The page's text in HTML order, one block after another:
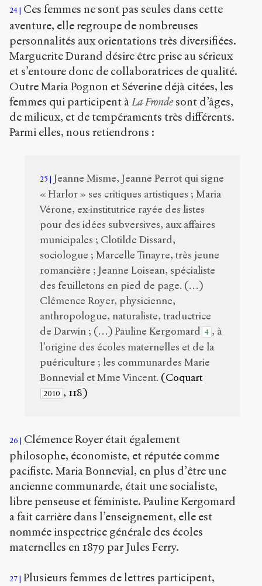
24
Ces femmes ne sont pas seules dans cette
aventure, elle regroupe de nombreuses
personnalités aux orientations très diversifiées.
Marguerite Durand désire être prise au sérieux
et s’entoure donc de collaboratrices de qualité.
Outre Maria Pognon et Séverine déjà citées, les
femmes qui participent àLa Frondesont d’âges,
de milieux, et de tempéraments très différents.
Parmi elles, nous retiendrons :
25
Jeanne Misme, Jeanne Perrot qui signe
« Harlor » ses critiques artistiques ; Maria
Vérone, ex-institutrice rayée des listes
pour des idées subversives, aux affaires
municipales ; Clotilde Dissard,
sociologue ; Marcelle Tinayre, très jeune
romancière ; Jeanne Loisean, spécialiste
des feuilletons en pied de page. (…)
Clémence Royer, physicienne,
anthropologue, naturaliste, traductrice
de Darwin ; (…) Pauline Kergomard 4 , à
l’origine des écoles maternelles et de la
puériculture ; les communardes Marie
Bonnevial et Mme Vincent. (Coquart
2010 , 118)
26
Clémence Royer était également
philosophe, économiste, et réputée comme
pacifiste. Maria Bonnevial, en plus d’être une
ancienne communarde, était une socialiste,
libre penseuse et féministe. Pauline Kergomard
a fait carrière dans l’enseignement, elle est
nommée inspectrice générale des écoles
maternelles en 1879 par Jules Ferry.
27 Plusieurs femmes de lettres participent,